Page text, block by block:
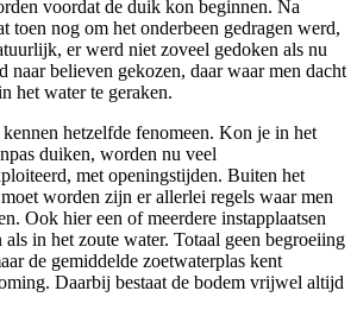
voordat de duik kon beginnen. Na
toen nog om het onderbeen gedragen werd,
er werd niet zoveel gedoken als nu
naar believen gekozen, daar waar men dacht
het water te geraken.
hetzelfde fenomeen. Kon je in het
duiken, worden nu veel
met openingstijden. Buiten het
worden zijn er allerlei regels waar men
Ook hier een of meerdere instapplaatsen
in het zoute water. Totaal geen begroeiing
de gemiddelde zoetwaterplas kent
Daarbij bestaat de bodem vrijwel altijd